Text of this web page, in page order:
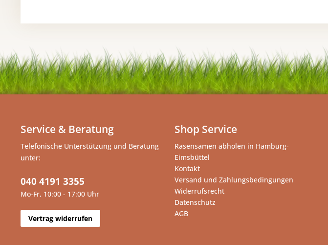
Service & Beratung
Telefonische Unterstützung und Beratung
unter:
040 4191 3355
Mo-Fr, 10:00 - 17:00 Uhr
Vertrag widerrufen
Shop Service
Rasensamen abholen in Hamburg-
Eimsbüttel
Kontakt
Versand und Zahlungsbedingungen
Widerrufsrecht
Datenschutz
AGB